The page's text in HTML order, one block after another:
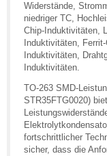
Widerstände,
niedriger TC,
Chip-Induktivitäten,
Induktivitäten,
Induktivitäten,
Induktivitäten.
TO-263 SMD-
STR35FTG0020)
fortschrittlicher
sicher, dass die